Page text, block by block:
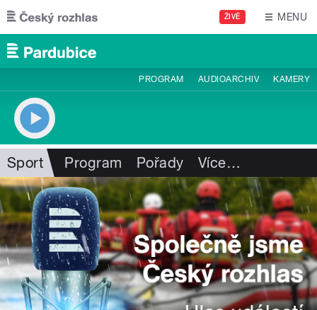
Přejít k hlavnímu obsahu
ŽIVĚ MENU
PROGRAM AUDIOARCHIV KAMERY
Sport Program Pořady Více…